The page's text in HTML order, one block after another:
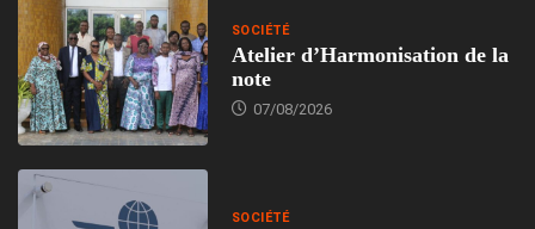
SOCIÉTÉ
Atelier d’Harmonisation de la
note
07/08/2026
SOCIÉTÉ